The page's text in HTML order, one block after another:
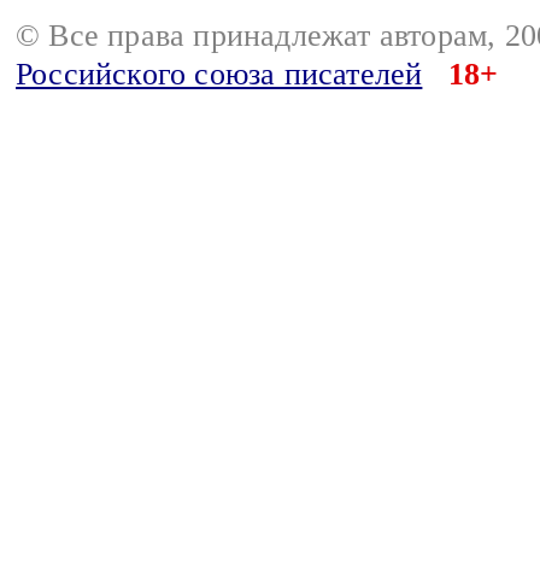
© Все права принадлежат авторам,
Российского союза писателей
18+